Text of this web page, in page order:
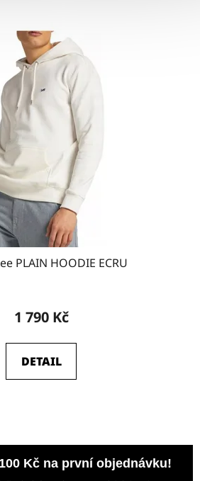
PLAIN HOODIE ECRU
1 790 Kč
DETAIL
Kč na první objednávku!